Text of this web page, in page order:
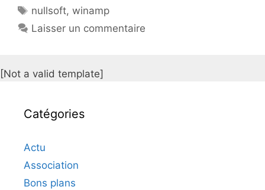
Étiquettes
nullsoft,winamp
Laisser un commentaire
[Not a valid template]
Catégories
Actu
Association
Bons plans